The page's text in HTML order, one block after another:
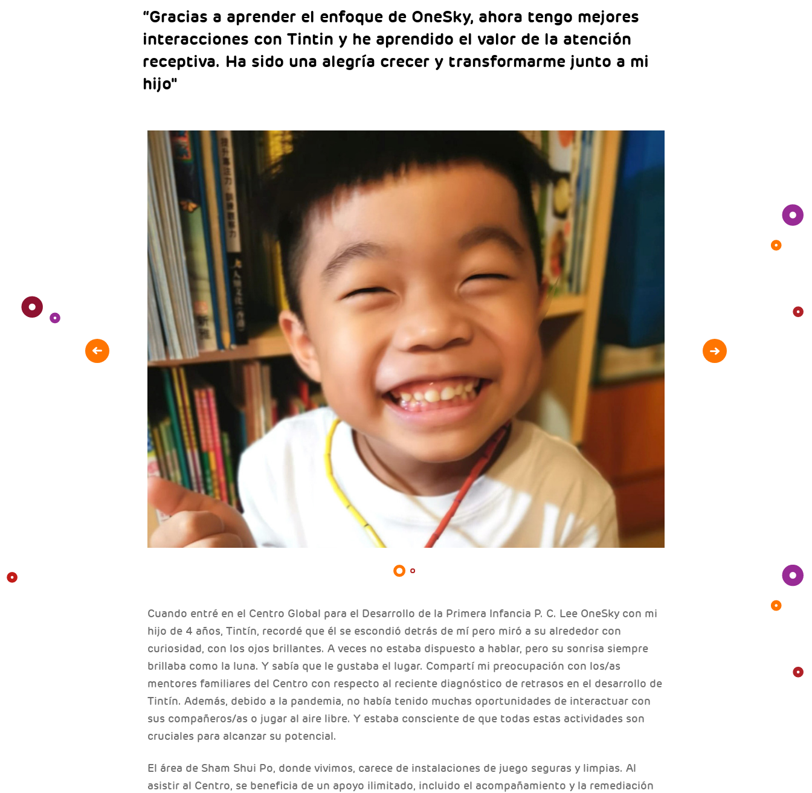
“Gracias a aprender el enfoque de OneSky, ahora tengo mejores
interacciones con Tintin y he aprendido el valor de la atención
receptiva. Ha sido una alegría crecer y transformarme junto a mi
hijo"
Cuando entré en el Centro Global para el Desarrollo de la Primera Infancia P. C. Lee OneSky con mi
hijo de 4 años, Tintín, recordé que él se escondió detrás de mí pero miró a su alrededor con
curiosidad, con los ojos brillantes. A veces no estaba dispuesto a hablar, pero su sonrisa siempre
brillaba como la luna. Y sabía que le gustaba el lugar. Compartí mi preocupación con los/as
mentores familiares del Centro con respecto al reciente diagnóstico de retrasos en el desarrollo de
Tintín. Además, debido a la pandemia, no había tenido muchas oportunidades de interactuar con
sus compañeros/as o jugar al aire libre. Y estaba consciente de que todas estas actividades son
cruciales para alcanzar su potencial.
El área de Sham Shui Po, donde vivimos, carece de instalaciones de juego seguras y limpias. Al
asistir al Centro, se beneficia de un apoyo ilimitado, incluido el acompañamiento y la remediación